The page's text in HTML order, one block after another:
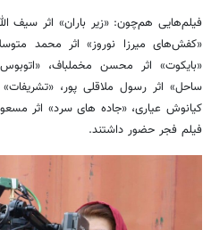
فیلم‌هایی هم‌چون: «زیر باران» اثر سیف
«کفش‌های میرزا نوروز» اثر محمد
«بایکوت» اثر محسن مخملباف،
ساحل» اثر رسول ملاقلی پور، «تشریفات»
کیانوش عیاری، «جاده های سرد» اثر
فیلم فجر حضور داشتند.